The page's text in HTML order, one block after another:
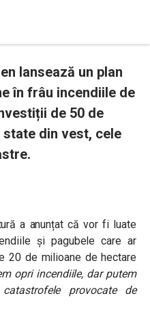
lansează un plan
în frâu incendiile de
de 50 de
din vest, cele
a anunțat că vor fi luate
și pagubele care ar
20 de milioane de hectare
opri incendiile, dar putem
provocate de